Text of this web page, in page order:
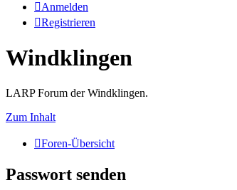
Anmelden
Registrieren
Windklingen
LARP Forum der Windklingen.
Zum Inhalt
Foren-Übersicht
Passwort senden